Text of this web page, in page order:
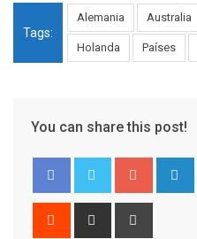
Tags:
Alemania Australia
Holanda Países
You can share this post!
Google+
Reddit
Share